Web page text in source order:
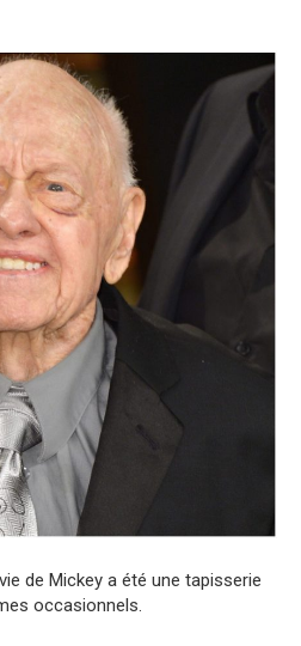
de Mickey a été une tapisserie
occasionnels.